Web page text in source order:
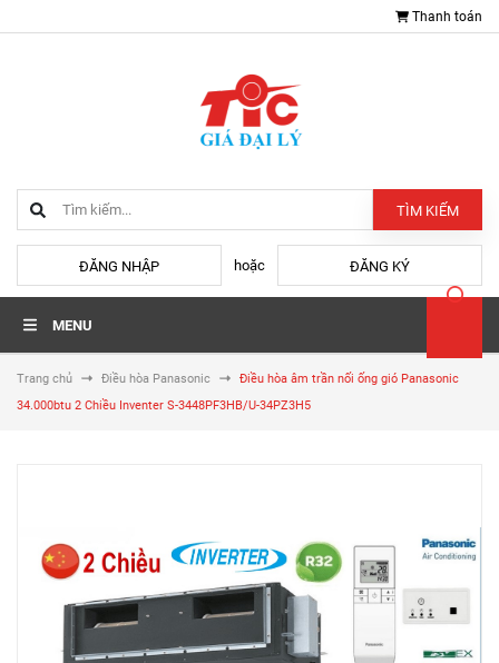
Thanh toán
TÌM KIẾM
ĐĂNG NHẬP hoặc ĐĂNG KÝ
MENU
Trang chủ Điều hòa Panasonic
Điều hòa âm trần nối ống gió Panasonic
34.000btu 2 Chiều Inventer S-3448PF3HB/U-34PZ3H5